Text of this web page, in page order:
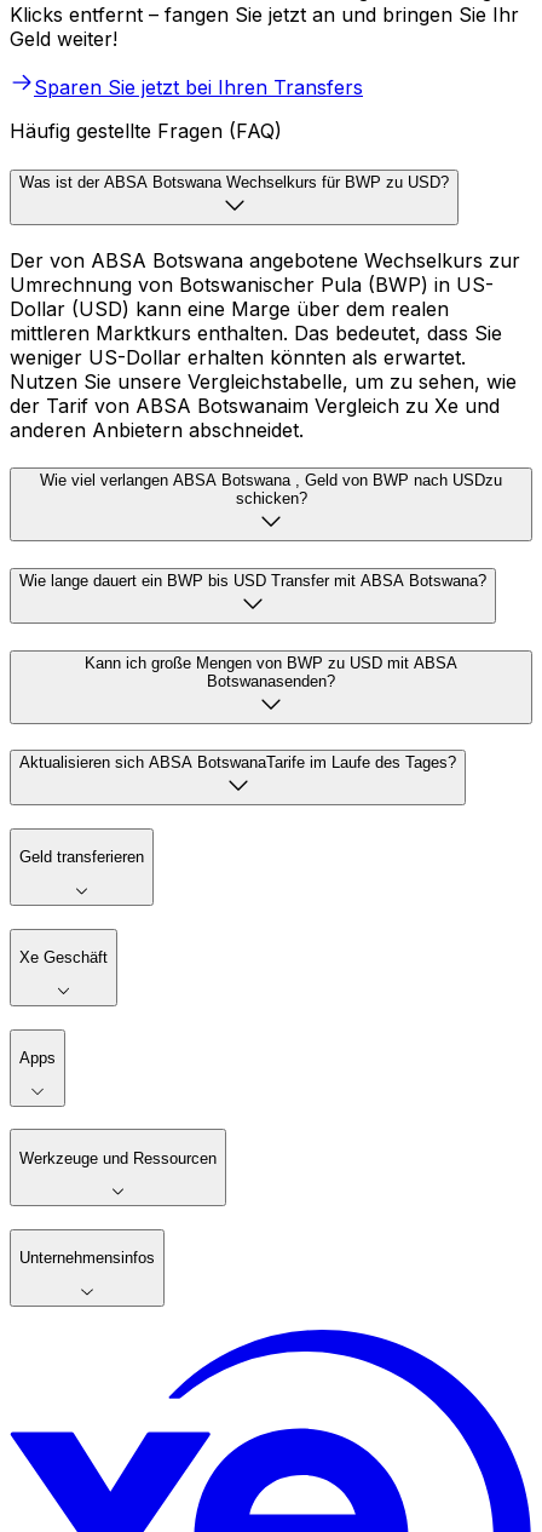
Klicks entfernt – fangen Sie jetzt an und bringen Sie Ihr
Geld weiter!
Sparen Sie jetzt bei Ihren Transfers
Häufig gestellte Fragen (FAQ)
Was ist der ABSA Botswana Wechselkurs für BWP zu USD?
Der von ABSA Botswana angebotene Wechselkurs zur
Umrechnung von Botswanischer Pula (BWP) in US-
Dollar (USD) kann eine Marge über dem realen
mittleren Marktkurs enthalten. Das bedeutet, dass Sie
weniger US-Dollar erhalten könnten als erwartet.
Nutzen Sie unsere Vergleichstabelle, um zu sehen, wie
der Tarif von ABSA Botswanaim Vergleich zu Xe und
anderen Anbietern abschneidet.
Wie viel verlangen ABSA Botswana , Geld von BWP nach USDzu
schicken?
Wie lange dauert ein BWP bis USD Transfer mit ABSA Botswana?
Kann ich große Mengen von BWP zu USD mit ABSA
Botswanasenden?
Aktualisieren sich ABSA BotswanaTarife im Laufe des Tages?
Geld transferieren
Xe Geschäft
Apps
Werkzeuge und Ressourcen
Unternehmensinfos